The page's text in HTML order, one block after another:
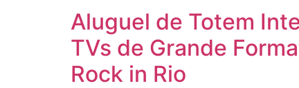
Aluguel de Totem
TVs de Grande
Rock in Rio